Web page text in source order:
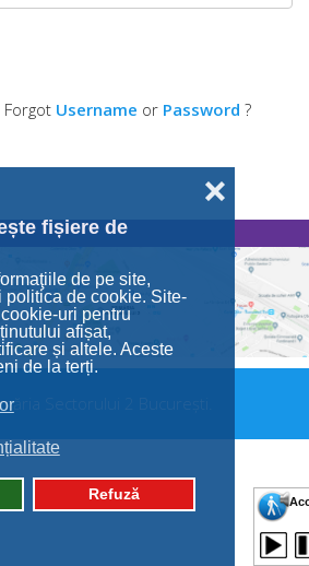
fișiere de
de pe site,
politica de cookie. Site-
uri pentru
afișat,
și altele. Aceste
de la terți.
Refuză
❌
Forgot Username or Password ?
Sectorului 2 București.